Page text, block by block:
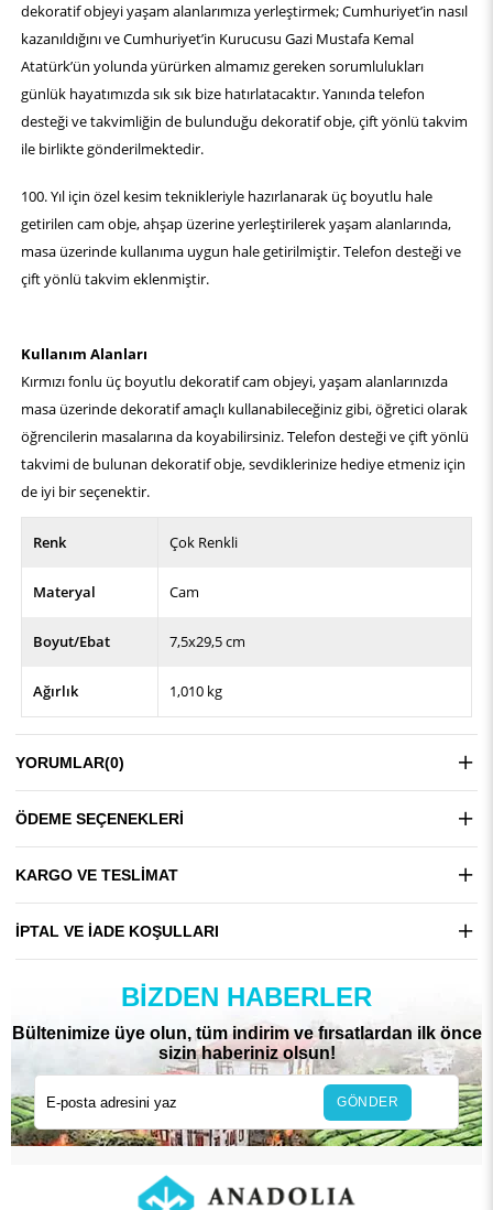
dekoratif objeyi yaşam alanlarımıza yerleştirmek; Cumhuriyet’in nasıl
kazanıldığını ve Cumhuriyet’in Kurucusu Gazi Mustafa Kemal
Atatürk’ün yolunda yürürken almamız gereken sorumlulukları
günlük hayatımızda sık sık bize hatırlatacaktır. Yanında telefon
desteği ve takvimliğin de bulunduğu dekoratif obje, çift yönlü takvim
ile birlikte gönderilmektedir.
100. Yıl için özel kesim teknikleriyle hazırlanarak üç boyutlu hale
getirilen cam obje, ahşap üzerine yerleştirilerek yaşam alanlarında,
masa üzerinde kullanıma uygun hale getirilmiştir. Telefon desteği ve
çift yönlü takvim eklenmiştir.
Kullanım Alanları
Kırmızı fonlu üç boyutlu dekoratif cam objeyi, yaşam alanlarınızda
masa üzerinde dekoratif amaçlı kullanabileceğiniz gibi, öğretici olarak
öğrencilerin masalarına da koyabilirsiniz. Telefon desteği ve çift yönlü
takvimi de bulunan dekoratif obje, sevdiklerinize hediye etmeniz için
de iyi bir seçenektir.
Renk Çok Renkli
Materyal Cam
Boyut/Ebat 7,5x29,5 cm
Ağırlık 1,010 kg
YORUMLAR(0)
ÖDEME SEÇENEKLERI
KARGO VE TESLIMAT
İPTAL VE İADE KOŞULLARI
BIZDEN HABERLER
Bültenimize üye olun, tüm indirim ve fırsatlardan ilk önce
sizin haberiniz olsun!
GÖNDER